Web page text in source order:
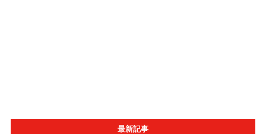
最新記事